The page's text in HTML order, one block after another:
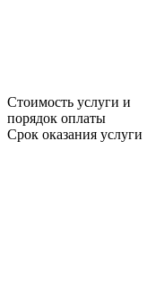
Стоимость услуги и
порядок оплаты
Cрок оказания услуги